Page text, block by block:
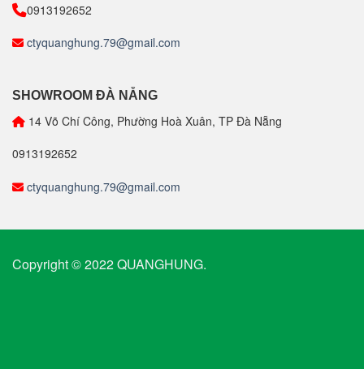
0913192652
ctyquanghung.79@gmail.com
SHOWROOM ĐÀ NẴNG
14 Võ Chí Công, Phường Hoà Xuân, TP Đà Nẵng
0913192652
ctyquanghung.79@gmail.com
Copyright © 2022 QUANGHUNG.